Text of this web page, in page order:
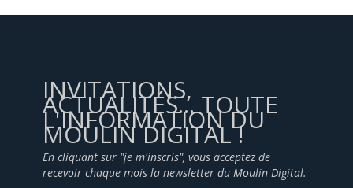
INVITATIONS,
ACTUALITÉS... TOUTE
L'INFORMATION DU
MOULIN DIGITAL !
En cliquant sur "je m'inscris", vous acceptez de
recevoir chaque mois la newsletter du Moulin Digital.